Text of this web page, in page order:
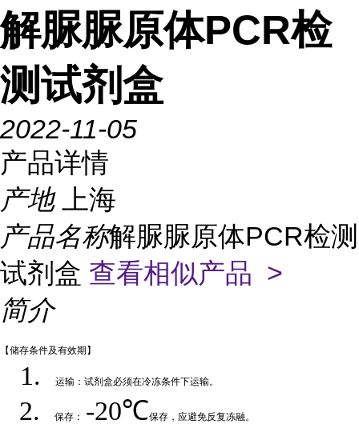
解脲脲原体PCR检
测试剂盒
2022-11-05
产品详情
产地
上海
产品名称解脲脲原体PCR检测
试剂盒 查看相似产品 >
简介
【储存条件及有效期】
1.运输：试剂盒必须在冷冻条件下运输。
2.保存： -20℃保存，应避免反复冻融。